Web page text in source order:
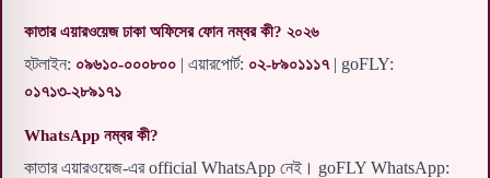
কাতার এয়ারওয়েজ ঢাকা অফিসের ফোন নম্বর কী? ২০২৬
হটলাইন: ০৯৬১০-০০০৮০০ | এয়ারপোর্ট: ০২-৮৯০১১১৭ | goFLY:
০১৭১৩-২৮৯১৭১
WhatsApp নম্বর কী?
কাতার এয়ারওয়েজ-এর official WhatsApp নেই। goFLY WhatsApp: